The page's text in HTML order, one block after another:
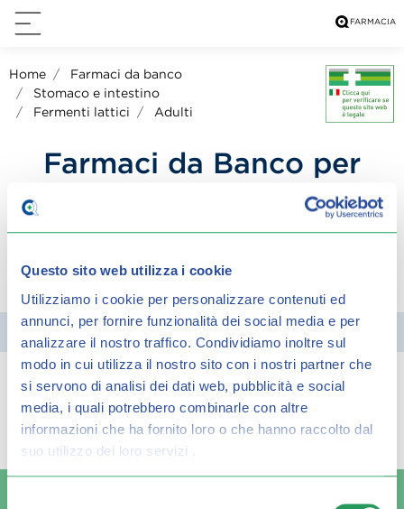
Questo sito web utilizza i cookie
Utilizziamo i cookie per personalizzare contenuti ed
annunci, per fornire funzionalità dei social media e per
analizzare il nostro traffico. Condividiamo inoltre sul
modo in cui utilizza il nostro sito con i nostri partner che
si servono di analisi dei dati web, pubblicità e social
media, i quali potrebbero combinarle con altre
informazioni che ha fornito loro o che hanno raccolto dal
suo utilizzo dei loro servizi .
Home
Farmaci da banco
Stomaco e intestino
Fermenti lattici
Adulti
Farmaci da Banco per
condividi su:
Filtra
Spiacenti, ma non è stato trovato alcun
risultato per: